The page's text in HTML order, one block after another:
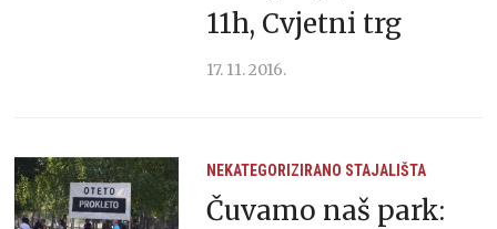
11h, Cvjetni trg
17. 11. 2016.
NEKATEGORIZIRANO STAJALIŠTA
Čuvamo naš park: